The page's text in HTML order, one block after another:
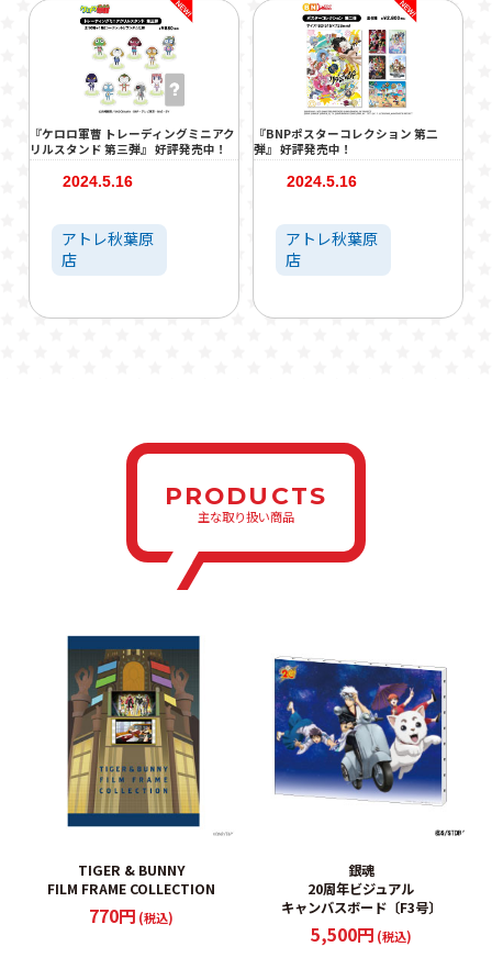
『ケロロ軍曹 トレーディングミニアク
リルスタンド 第三弾』 好評発売中！
2024.5.16
アトレ秋葉原
店
『BNPポスターコレクション 第二
弾』 好評発売中！
2024.5.16
アトレ秋葉原
店
PRODUCTS
主な取り扱い商品
TIGER & BUNNY
FILM FRAME COLLECTION
770円 (税込)
銀魂
20周年ビジュアル
キャンバスボード〔F3号〕
5,500円 (税込)